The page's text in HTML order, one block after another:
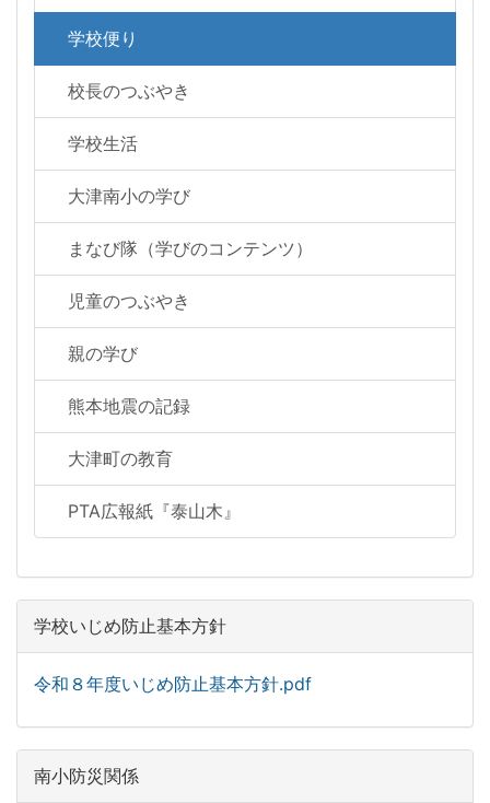
学校便り
校長のつぶやき
学校生活
大津南小の学び
まなび隊（学びのコンテンツ）
児童のつぶやき
親の学び
熊本地震の記録
大津町の教育
PTA広報紙『泰山木』
学校いじめ防止基本方針
令和８年度いじめ防止基本方針.pdf
南小防災関係